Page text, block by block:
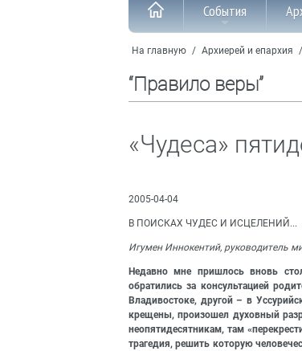
События
На главную / Архиерей и епархия /
“Правило веры”
«Чудеса»
2005-04-04
В ПОИСКАХ ЧУДЕС И ИСЦЕЛЕНИЙ...
Игумен Иннокентий, руководитель
Недавно мне пришлось вновь
обратились за консультацией
Владивостоке, другой – в
крещены, произошел духовный
неопятидесятникам, там
трагедия, решить которую